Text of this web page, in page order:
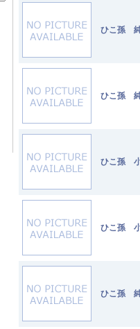
ひこ孫
ひこ孫
ひこ孫
ひこ孫
ひこ孫